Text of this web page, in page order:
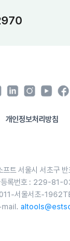
개인정보처리방침
프트 서울시 서초구
록번호 : 229-81-
서울서초-1962
mail.